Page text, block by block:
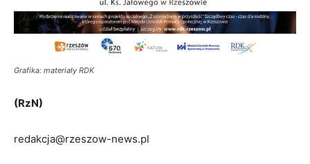
Grafika: materiały RDK
(RzN)
redakcja@rzeszow-news.pl